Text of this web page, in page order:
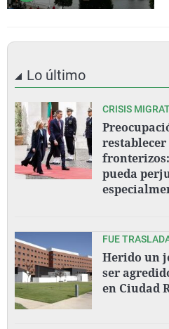
Lo último
CRISIS
restablecer
pueda
FUE
Herido un
ser
en Ciudad